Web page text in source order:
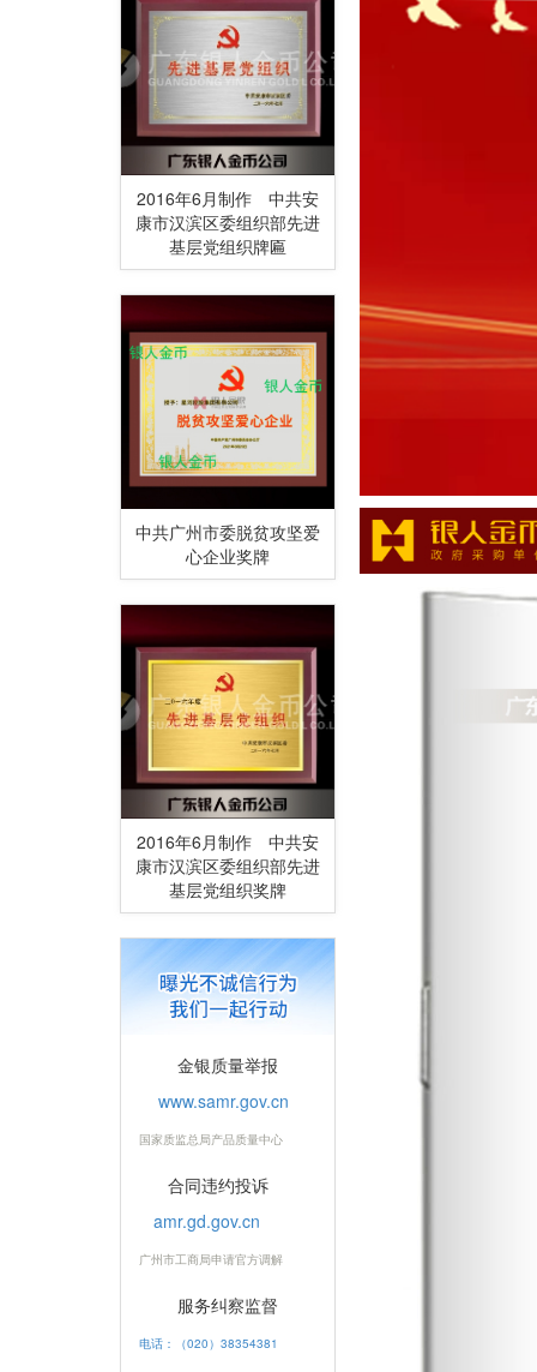
2016年6月制作 中共安
康市汉滨区委组织部先进
基层党组织牌匾
中共广州市委脱贫攻坚爱
心企业奖牌
2016年6月制作 中共安
康市汉滨区委组织部先进
基层党组织奖牌
金银质量举报
www.samr.gov.cn
国家质监总局产品质量中心
合同违约投诉
amr.gd.gov.cn
广州市工商局申请官方调解
服务纠察监督
电话：（020）38354381